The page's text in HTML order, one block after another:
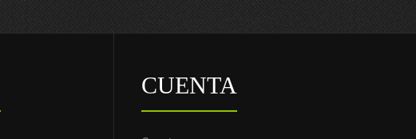
CUENTA